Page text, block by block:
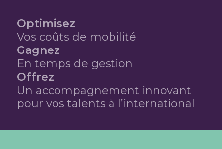
Optimisez
Vos coûts de mobilité
Gagnez
En temps de gestion
Offrez
Un accompagnement innovant
pour vos talents à l’international